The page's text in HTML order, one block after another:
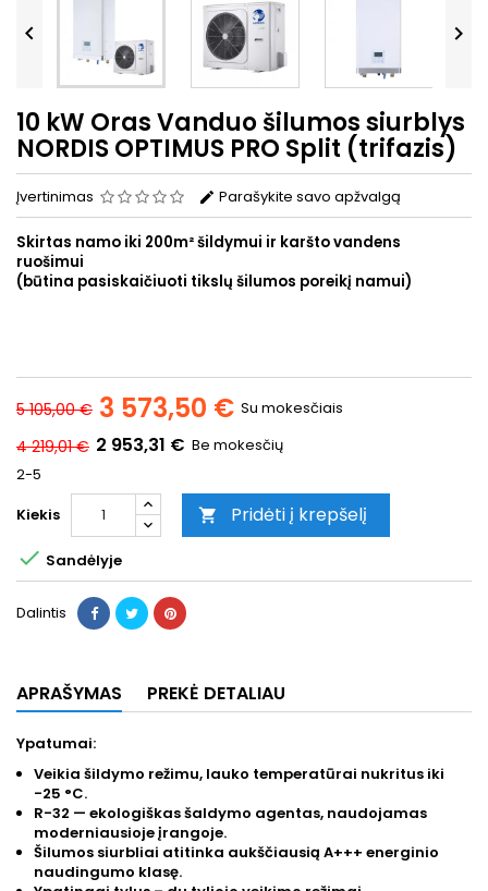
 
10 kW Oras Vanduo šilumos siurblys
NORDIS OPTIMUS PRO Split (trifazis)
Įvertinimas Parašykite savo apžvalgą
Skirtas namo iki 200m² šildymui ir karšto vandens
ruošimui
(būtina pasiskaičiuoti tikslų šilumos poreikį namui)
5 105,00 € 3 573,50 € Su mokesčiais
4 219,01 € 2 953,31 € Be mokesčių
2-5
Kiekis
 Pridėti į krepšelį
 Sandėlyje
Dalintis
APRAŠYMAS PREKĖ DETALIAU
Ypatumai:
Veikia šildymo režimu, lauko temperatūrai nukritus iki
-25 °C.
R-32 — ekologiškas šaldymo agentas, naudojamas
moderniausioje įrangoje.
Šilumos siurbliai atitinka aukščiausią A+++ energinio
naudingumo klasę.